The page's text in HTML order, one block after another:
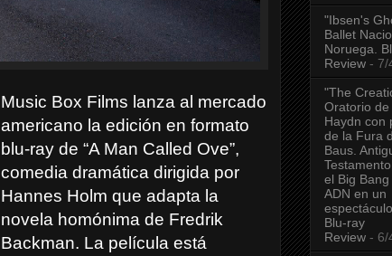
Music Box Films lanza al mercado
americano la edición en formato
blu-ray de “A Man Called Ove”,
comedia dramática dirigida por
Hannes Holm que adapta la
novela homónima de Fredrik
Backman. La película está
"Ibsen's
Ballet
Noruega.
Review - 7/
"The
Oratorio de
Haydn con
de la Fura
Baus.
el Big Bang
ADN en un
Blu-ray
Review - 6/